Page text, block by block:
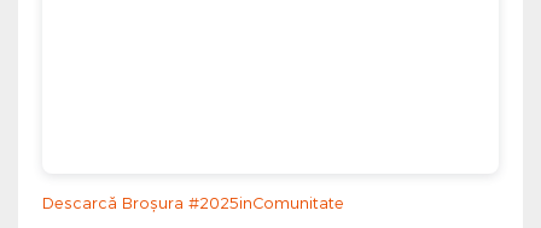
Descarcă Broșura #2025inComunitate